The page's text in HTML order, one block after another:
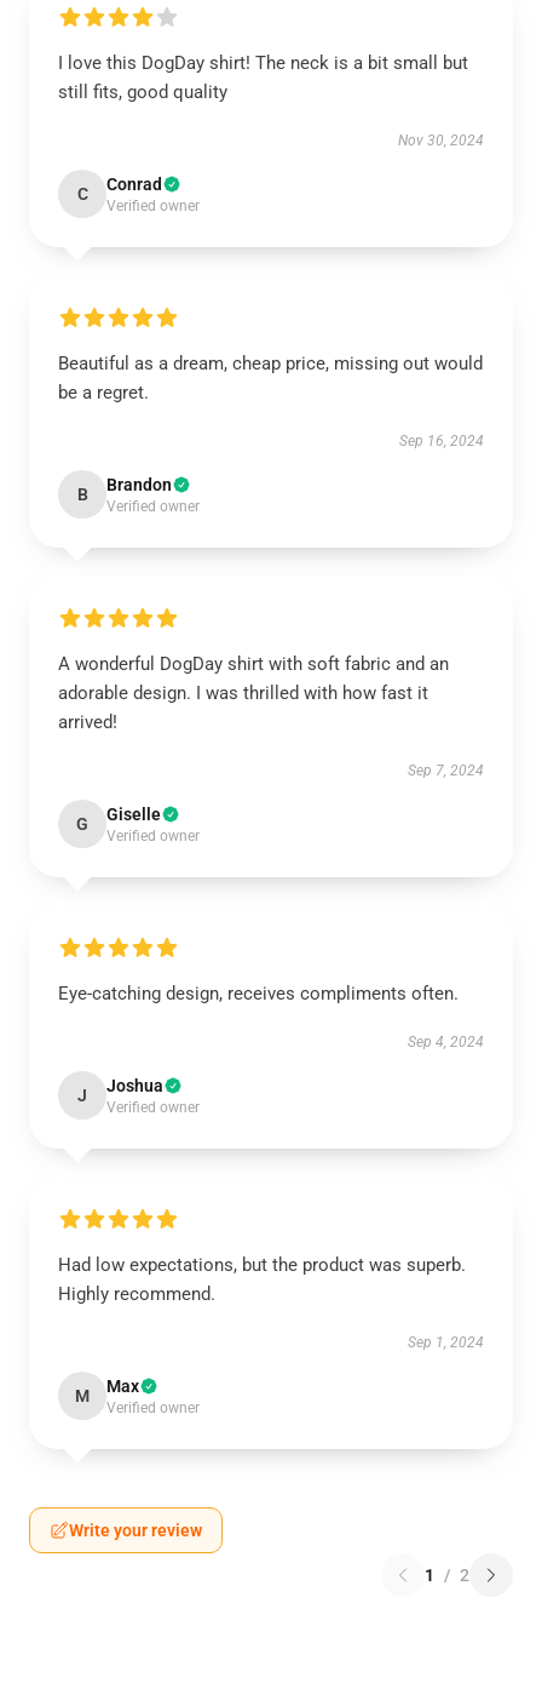
I love this DogDay shirt! The neck is a bit small but
still fits, good quality
Nov 30, 2024
C Conrad
Verified owner
Beautiful as a dream, cheap price, missing out would
be a regret.
Sep 16, 2024
B Brandon
Verified owner
A wonderful DogDay shirt with soft fabric and an
adorable design. I was thrilled with how fast it
arrived!
Sep 7, 2024
G Giselle
Verified owner
Eye-catching design, receives compliments often.
Sep 4, 2024
J Joshua
Verified owner
Had low expectations, but the product was superb.
Highly recommend.
Sep 1, 2024
M Max
Verified owner
Write your review
1 / 2